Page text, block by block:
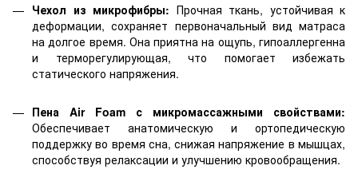
Чехол из микрофибры: Прочная ткань, устойчивая к
деформации, сохраняет первоначальный вид матраса
на долгое время. Она приятна на ощупь, гипоаллергенна
и терморегулирующая, что помогает избежать
статического напряжения.
Пена Air Foam с микромассажными свойствами:
Обеспечивает анатомическую и ортопедическую
поддержку во время сна, снижая напряжение в мышцах,
способствуя релаксации и улучшению кровообращения.